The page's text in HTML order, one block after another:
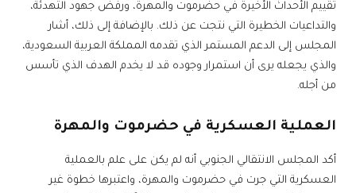
تقييم الأحداث الأخيرة في حضرموت والمهرة، ورفض جهود التهدئة،
والتداعيات الخطيرة التي نتجت عن ذلك. بالإضافة إلى ذلك، أشار
المجلس إلى الدعم المستمر الذي تقدمه المملكة العربية السعودية،
والذي يجعله يرى أن استمرار وجوده قد لا يخدم الهدف الذي تأسس
من أجله.
العملية العسكرية في حضرموت والمهرة
أكد المجلس الانتقالي الجنوبي أنه لم يكن على علم بالعملية
العسكرية التي جرت في حضرموت والمهرة، واعتبرها خطوة غير